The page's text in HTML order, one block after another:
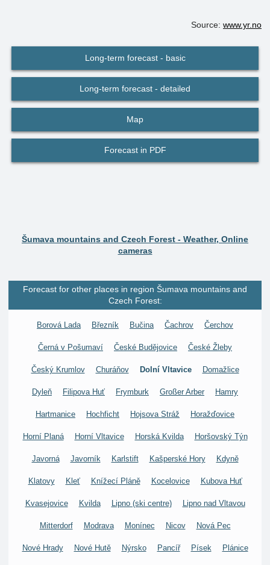
Source: www.yr.no
Long-term forecast - basic
Long-term forecast - detailed
Map
Forecast in PDF
Šumava mountains and Czech Forest - Weather, Online
cameras
Forecast for other places in region Šumava mountains and
Czech Forest:
Borová Lada Březník Bučina Čachrov Čerchov
Černá v Pošumaví České Budějovice České Žleby
Český Krumlov Churáňov Dolní Vltavice Domažlice
Dyleň Filipova Huť Frymburk Großer Arber Hamry
Hartmanice Hochficht Hojsova Stráž Horažďovice
Horní Planá Horní Vltavice Horská Kvilda Horšovský Týn
Javorná Javorník Karlstift Kašperské Hory Kdyně
Klatovy Kleť Knížecí Pláně Kocelovice Kubova Huť
Kvasejovice Kvilda Lipno (ski centre) Lipno nad Vltavou
Mitterdorf Modrava Monínec Nicov Nová Pec
Nové Hrady Nové Hutě Nýrsko Pancíř Písek Plánice